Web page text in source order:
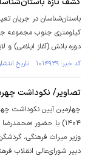
باستان‌شناسان در جریان
کیلومتری جنوب مجموعه
دوره بانش (آغاز ایلامی) و
کد خبر: ۱۰۱۴۹۳۹ تاریخ انتشار : ۱۴۰۴/۰۷/۰۱
تصاویر/ نکوداشت
۱۴۰۴) با حضور
وزیر میراث فرهنگی،
دبیر شورای‌عالی انقلاب